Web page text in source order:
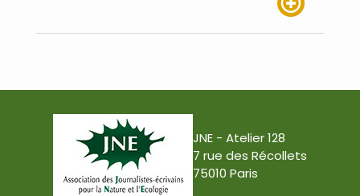
JNE - Atelier 128
7 rue des Récollets
75010 Paris